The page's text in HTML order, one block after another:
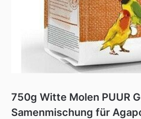
750g Witte Molen PUUR
Samenmischung für